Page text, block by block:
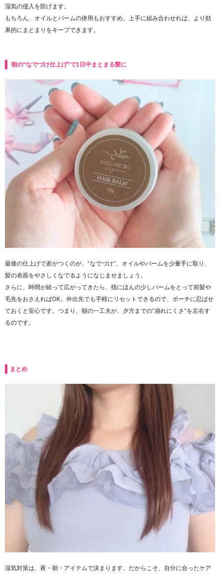
湿気の侵入を防げます。
もちろん、オイルとバームの併用もおすすめ。上手に組み合わせれば、より効
果的にまとまりをキープできます。
朝の“なでづけ仕上げ”で1日中まとまる髪に
最後の仕上げで差がつくのが、“なでづけ”。オイルやバームを少量手に取り、
髪の表面をやさしくなでるようになじませましょう。
さらに、時間が経って広がってきたら、指にほんの少しバームをとって前髪や
毛先をおさえればOK。外出先でも手軽にリセットできるので、ポーチに忍ばせ
ておくと安心です。つまり、朝の一工夫が、夕方までの“崩れにくさ”を左右す
るのです。
まとめ
湿気対策は、夜・朝・アイテムで決まります。だからこそ、自分に合ったケア